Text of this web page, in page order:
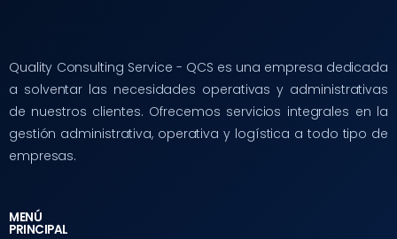
Quality Consulting Service - QCS es una empresa dedicada
a solventar las necesidades operativas y administrativas
de nuestros clientes. Ofrecemos servicios integrales en la
gestión administrativa, operativa y logística a todo tipo de
empresas.
MENÚ
PRINCIPAL